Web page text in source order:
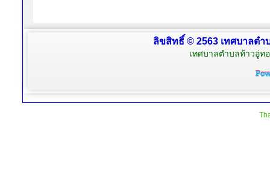
ลิขสิทธิ์ © 2563 เทศบาลต
เทศบาลตำบลท้าวอู่ท